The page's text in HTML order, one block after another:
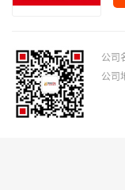
公司
公司